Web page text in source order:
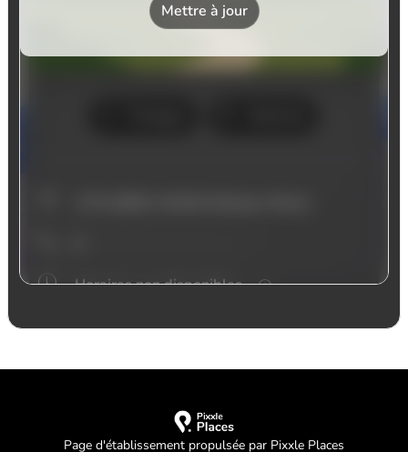
Page d'établissement propulsée par Pixxle Places